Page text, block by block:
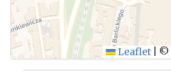
Leaflet ©